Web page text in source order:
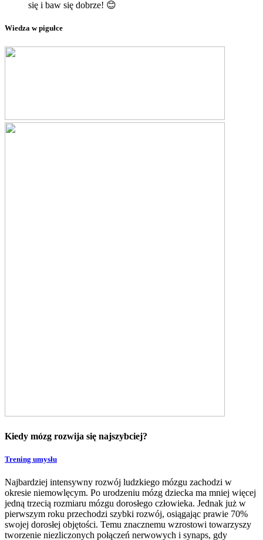
się i baw się dobrze! 😊
Wiedza w pigułce
Kiedy mózg rozwija się najszybciej?
Trening umysłu
Najbardziej intensywny rozwój ludzkiego mózgu zachodzi w
okresie niemowlęcym. Po urodzeniu mózg dziecka ma mniej więcej
jedną trzecią rozmiaru mózgu dorosłego człowieka. Jednak już w
pierwszym roku przechodzi szybki rozwój, osiągając prawie 70%
swojej dorosłej objętości. Temu znacznemu wzrostowi towarzyszy
tworzenie niezliczonych połączeń nerwowych i synaps, gdy